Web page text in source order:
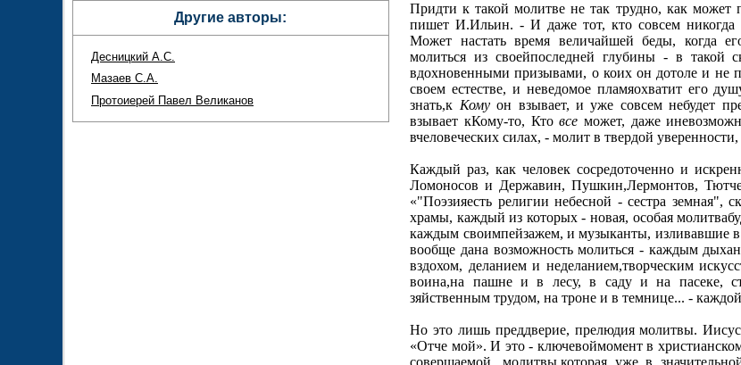
Придти к такой молитве не так трудно, как может
пишет И.Ильин. - И даже тот, кто совсем
Может настать время величайшей беды, когда
молиться из своейпоследней глубины - в такой
вдохновенными призывами, о коих он дотоле и не
своем естестве, и неведомое пламяохватит его
знать,к Комуон взывает, и уже совсем небудет
взывает кКому-то, Ктовсе может, даже
вчеловеческих силах, - молит в твердой
Каждый раз, как человек сосредоточенно и
Ломоносов и Державин, Пушкин,Лермонтов,
«"Поэзияесть религии небесной - сестра земная",
храмы, каждый из которых - новая, особая
каждым своимпейзажем, и музыканты, изливавшие в
вообще дана возможность молиться - каждым
вздохом, де­ланием и неделанием,творческим
воина,на пашне и в лесу, в саду и на пасеке,
зяйственным трудом, на троне и в темнице... -
Но это лишь преддверие, прелюдия молитвы.
«Отче мой». И это - ключевоймомент в
совершаемой, молитвы,которая уже в
Другие авторы:
Десницкий А.С.
Мазаев С.А.
Протоиерей Павел Великанов